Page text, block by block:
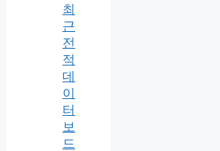
최
근
전
적
데
이
터
보
드